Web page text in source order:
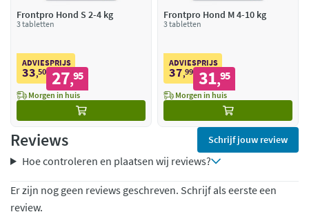
Frontpro Hond S 2-4 kg
3 tabletten
ADVIESPRIJS
33,50 27,95
Morgen in huis
Frontpro Hond M 4-10 kg
3 tabletten
ADVIESPRIJS
37,99 31,95
Morgen in huis
Reviews Schrijf jouw review
Hoe controleren en plaatsen wij reviews?
Er zijn nog geen reviews geschreven. Schrijf als eerste een
review.